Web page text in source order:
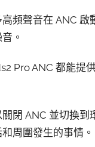
頻聲音在 ANC
。
Pro ANC 都能提
閉 ANC 並切換
周圍發生的事情。